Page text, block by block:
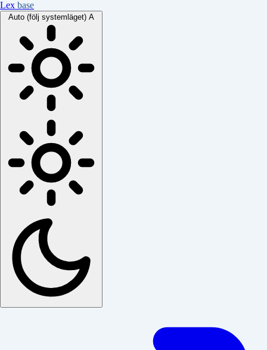
Lex base
Auto (följ systemläget) A